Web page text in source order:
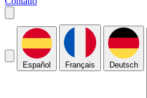
Español Français Deutsch